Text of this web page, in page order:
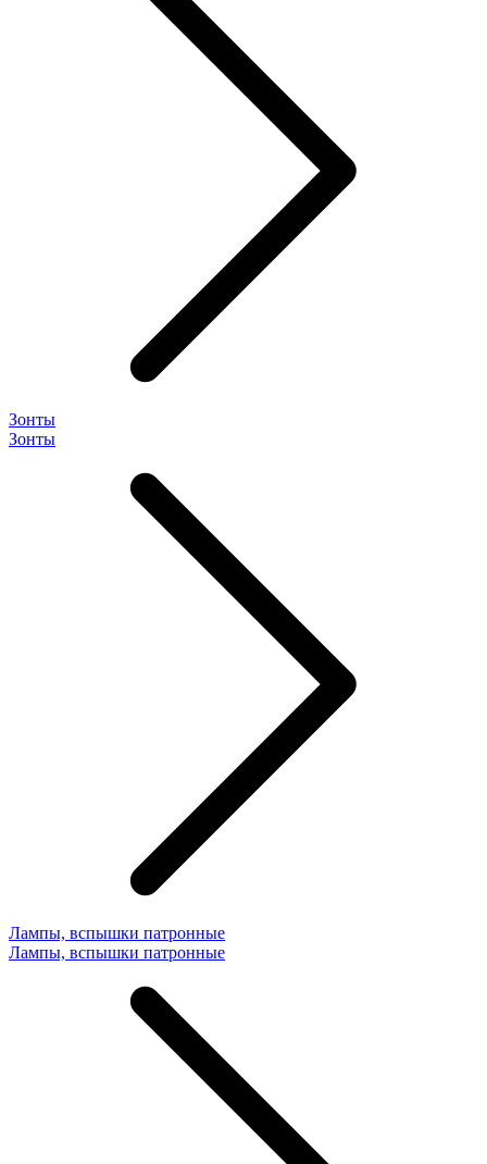
Зонты
Зонты
Лампы, вспышки патронные
Лампы, вспышки патронные